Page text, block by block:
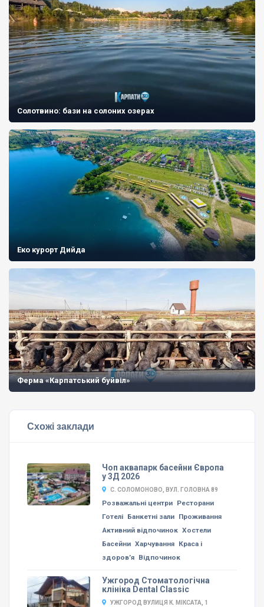
Солотвино: бази на солоних озерах
Еко курорт Дийда
Ферма «Карпатський буйвіл»
Схожі заклади
Чоп аквапарк басейни Європа
у 3Д 2026
С. СОЛОМОНОВО, ВУЛ. ГОЛОВНА 89
Розважальні центри Ресторани
Готелі Банкетні зали Проживання
Активний відпочинок Хостели
Басейни Харчування Краса і
здоров’я Відпочинок
Ужгород Стоматологічна
клініка Dental Classic
УЖГОРОД ВУЛИЦЯ К. МІКСАТА, 1